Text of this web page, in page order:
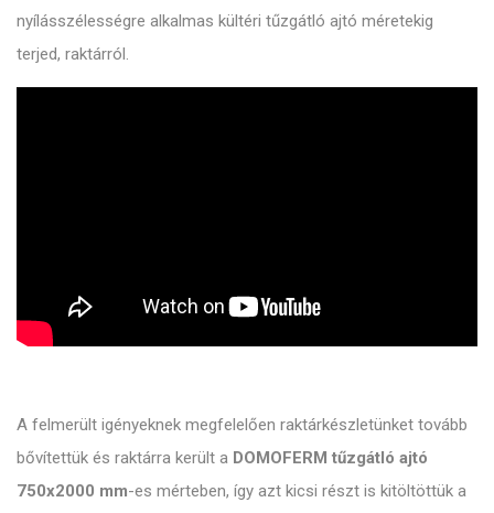
nyílásszélességre alkalmas kültéri tűzgátló ajtó méretekig
terjed, raktárról.
A felmerült igényeknek megfelelően raktárkészletünket tovább
bővítettük és raktárra került a DOMOFERM tűzgátló ajtó
750x2000 mm-es mérteben, így azt kicsi részt is kitöltöttük a